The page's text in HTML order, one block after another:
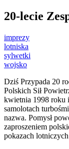
20-lecie
imprezy
lotniska
sylwetki
wojsko
Dziś Przypada 20
Polskich Sił
kwietnia 1998 roku
samolotach
nazwa. Pomysł
zaproszeniem
pokazach